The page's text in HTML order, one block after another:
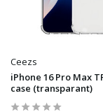
Ceezs
iPhone 16 Pro Max
case (transparant)